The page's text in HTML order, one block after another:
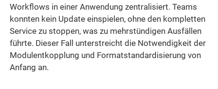
Workflows in einer Anwendung zentralisiert. Teams
konnten kein Update einspielen, ohne den kompletten
Service zu stoppen, was zu mehrstündigen Ausfällen
führte. Dieser Fall unterstreicht die Notwendigkeit der
Modulentkopplung und Formatstandardisierung von
Anfang an.